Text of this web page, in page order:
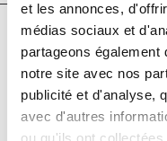
et les annonces,
médias sociaux et
partageons
notre site avec nos
publicité et d'analyse,
avec d'autres
Auteurs
Damien Blez, Marion